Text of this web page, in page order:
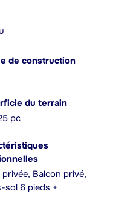
de construction
du terrain
pc
Balcon privé,
sol 6 pieds +